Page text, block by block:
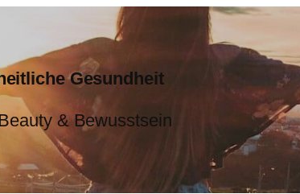
Gesundheit
& Bewusstsein